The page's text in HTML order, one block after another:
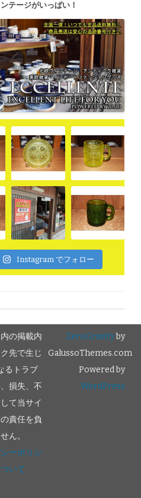
テージがいっぱい！
Instagram でフォロー
の掲載内
先で生じ
るトラブ
損失、不
て当サイ
責任を負
ん。
ーポリシ
いて
ZeroGravityby
GalussoThemes.com
Powered by
WordPress